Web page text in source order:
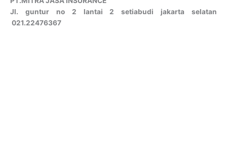
Jl. guntur no 2 lantai 2 setiabudi jakarta selatan
021.22476367